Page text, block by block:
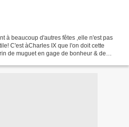
à beaucoup d'autres fêtes ,elle n'est pas
C'est àCharles IX que l'on doit cette
de muguet en gage de bonheur & de